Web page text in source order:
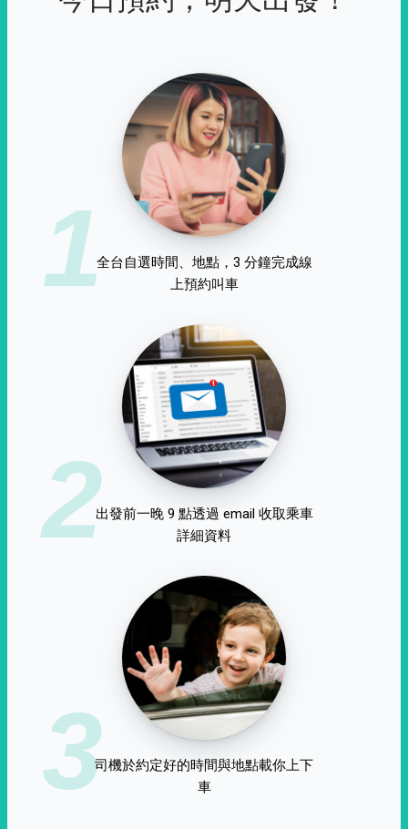
1全台自選時間、地點，3 分鐘完成線
上預約叫車
2出發前一晚 9 點透過 email 收取乘車
詳細資料
3司機於約定好的時間與地點載你上下
車